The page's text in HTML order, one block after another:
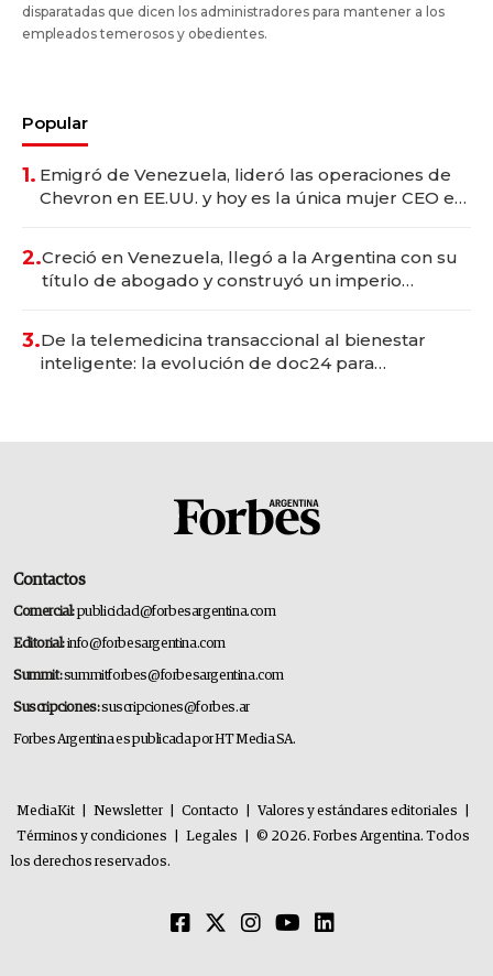
disparatadas que dicen los administradores para mantener a los
empleados temerosos y obedientes.
Popular
1. Emigró de Venezuela, lideró las operaciones de
Chevron en EE.UU. y hoy es la única mujer CEO en
2.Creció en Venezuela, llegó a la Argentina con su
título de abogado y construyó un imperio
3.De la telemedicina transaccional al bienestar
inteligente: la evolución de doc24 para
Contactos
Comercial:publicidad@forbesargentina.com
Editorial:info@forbesargentina.com
Summit:summitforbes@forbesargentina.com
Suscripciones:suscripciones@forbes.ar
Forbes Argentina es publicada por HT Media SA.
MediaKit Newsletter Contacto Valores y estándares editoriales
Términos y condiciones
Legales
© 2026. Forbes Argentina. Todos
los derechos reservados.